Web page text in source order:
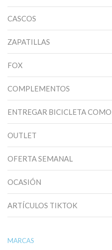
CASCOS
ZAPATILLAS
FOX
COMPLEMENTOS
ENTREGAR BICICLETA
OUTLET
OFERTA SEMANAL
OCASIÓN
ARTÍCULOS TIKTOK
MARCAS